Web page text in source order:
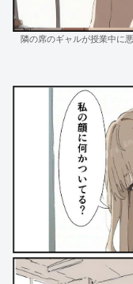
隣の席のギャルが授業中に